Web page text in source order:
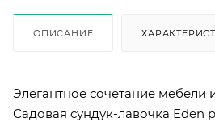
ОПИСАНИЕ
Элегантное сочетание мебели
Садовая сундук-лавочка Eden